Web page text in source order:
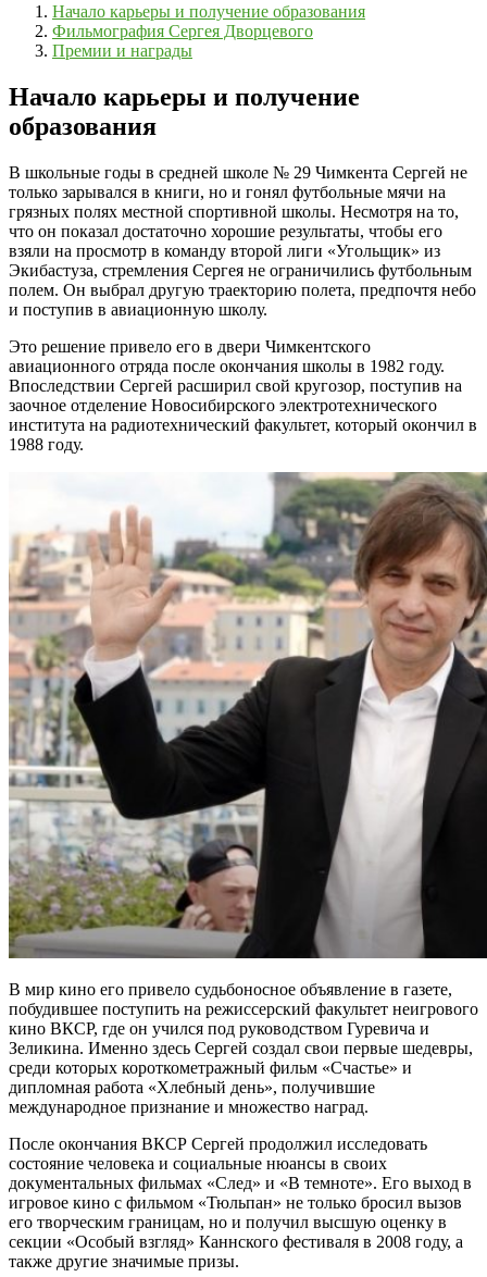
Начало карьеры и получение образования
Фильмография Сергея Дворцевого
Премии и награды
Начало карьеры и получение
образования
В школьные годы в средней школе № 29 Чимкента Сергей не
только зарывался в книги, но и гонял футбольные мячи на
грязных полях местной спортивной школы. Несмотря на то,
что он показал достаточно хорошие результаты, чтобы его
взяли на просмотр в команду второй лиги «Угольщик» из
Экибастуза, стремления Сергея не ограничились футбольным
полем. Он выбрал другую траекторию полета, предпочтя небо
и поступив в авиационную школу.
Это решение привело его в двери Чимкентского
авиационного отряда после окончания школы в 1982 году.
Впоследствии Сергей расширил свой кругозор, поступив на
заочное отделение Новосибирского электротехнического
института на радиотехнический факультет, который окончил в
1988 году.
В мир кино его привело судьбоносное объявление в газете,
побудившее поступить на режиссерский факультет неигрового
кино ВКСР, где он учился под руководством Гуревича и
Зеликина. Именно здесь Сергей создал свои первые шедевры,
среди которых короткометражный фильм «Счастье» и
дипломная работа «Хлебный день», получившие
международное признание и множество наград.
После окончания ВКСР Сергей продолжил исследовать
состояние человека и социальные нюансы в своих
документальных фильмах «След» и «В темноте». Его выход в
игровое кино с фильмом «Тюльпан» не только бросил вызов
его творческим границам, но и получил высшую оценку в
секции «Особый взгляд» Каннского фестиваля в 2008 году, а
также другие значимые призы.